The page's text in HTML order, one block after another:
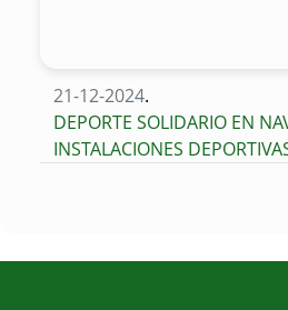
21-12-2024.
DEPORTE SOLIDARIO EN
INSTALACIONES